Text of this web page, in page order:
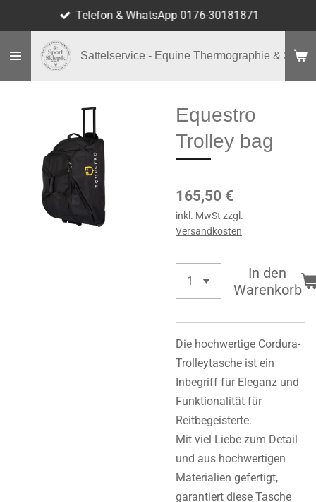
Hauptinhalt
springen
Sattelservice - Equine Thermographie & Shop
Telefon & WhatsApp 0176-30181871
Equestro
Trolley bag
165,50 €
inkl. MwSt zzgl.
Versandkosten
In den
Warenkorb
Die hochwertige Cordura-
Trolleytasche ist ein
Inbegriff für Eleganz und
Funktionalität für
Reitbegeisterte.
Mit viel Liebe zum Detail
und aus hochwertigen
Materialien gefertigt,
garantiert diese Tasche